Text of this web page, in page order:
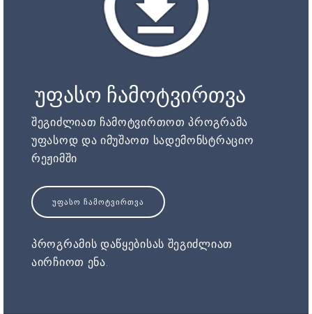
უფასო ჩამოტვირთვა
შეგიძლიათ ჩამოტვირთოთ პროგრამა
უფასოდ და იმუშაოთ სადემონსტრაციო
რეჟიმში
ᲣᲤᲐᲡᲝ ᲩᲐᲛᲝᲢᲕᲘᲠᲗᲕᲐ
პროგრამის დაწყებისას შეგიძლიათ
აირჩიოთ ენა.